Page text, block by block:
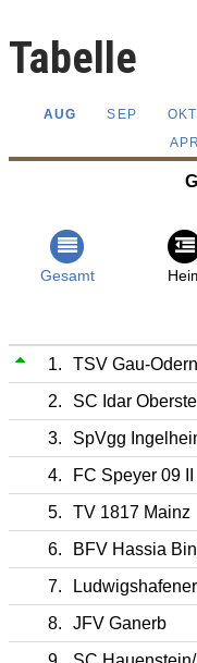
Tabelle
AUG SEP OKT
APR
Gesamt
1. TSV Gau-
2.
SC Idar
3.
SpVgg
4.
FC Speyer 09 II
5.
TV 1817 Mainz
6.
BFV Hassia
7.
Ludwigshafener
8.
JFV Ganerb